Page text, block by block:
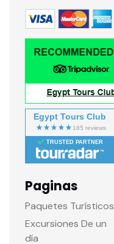
Egypt Tours Club
TRUSTED PARTNER
Paginas
Paquetes Turísticos
Excursiones De un
día